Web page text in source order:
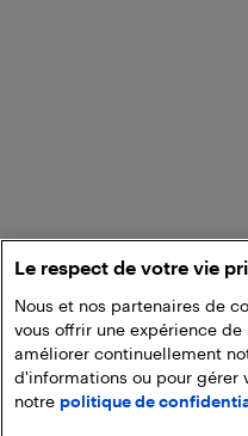
Le respect de votre vie
Nous et nos partenaires de
vous offrir une expérience
améliorer continuellement
d'informations ou pour gérer
notre politique de